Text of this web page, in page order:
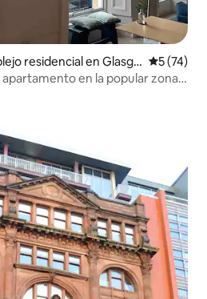
residencial en Glasgo
5 (74)
en la popular zona